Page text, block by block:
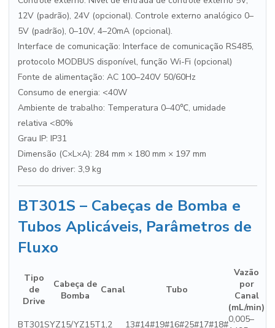
12V (padrão), 24V (opcional). Controle externo analógico 0–
5V (padrão), 0–10V, 4–20mA (opcional).
Interface de comunicação: Interface de comunicação RS485,
protocolo MODBUS disponível, função Wi-Fi (opcional)
Fonte de alimentação: AC 100–240V 50/60Hz
Consumo de energia: <40W
Ambiente de trabalho: Temperatura 0–40℃, umidade
relativa <80%
Grau IP: IP31
Dimensão (C×L×A): 284 mm × 180 mm × 197 mm
Peso do driver: 3,9 kg
BT301S – Cabeças de Bomba e
Tubos Aplicáveis, Parâmetros de
Fluxo
Tipo
de
Drive
Cabeça de
Bomba
Canal Tubo
Vazão
por
Canal
(mL/min)
BT301SYZ15/YZ15T1,2 13#14#19#16#25#17#18#0,005–